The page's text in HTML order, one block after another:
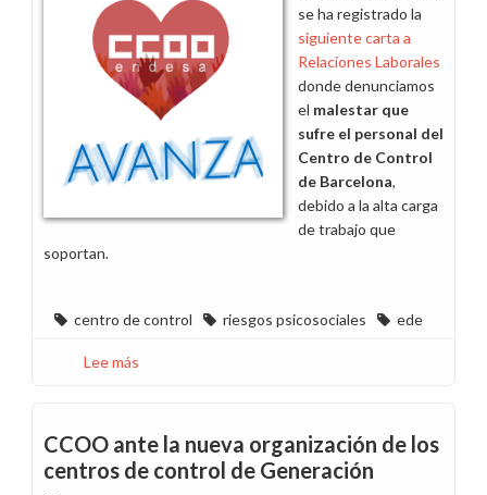
se ha registrado la
siguiente carta a
Relaciones Laborales
donde denunciamos
el malestar que
sufre el personal del
Centro de Control
de Barcelona,
debido a la alta carga
de trabajo que
soportan.
centro de control riesgos psicosociales ede
Lee más
la
plantilla
en
CCOO ante la nueva organización de los
centros de control de Generación